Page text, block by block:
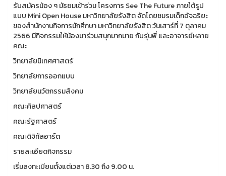
รับสมัครน้อง ๆ มัธยมเข้าร่วม โครงการ See The Future ภายใต้รูป
แบบ Mini Open House มหาวิทยาลัยรังสิต จัดโดยชมรมเด็กอัจฉริยะ
ของสำนักงานกิจการนักศึกษา มหาวิทยาลัยรังสิต วันเสาร์ที่ 7 ตุลาคม
2566 มีกิจกรรมให้น้องมาร่วมสนุกมากมาย กับรุ่นพี่ และอาจารย์หลาย
คณะ
วิทยาลัยนิเทศศาสตร์
วิทยาลัยการออกแบบ
วิทยาลัยนวัตกรรมสังคม
คณะศิลปศาสตร์
คณะรัฐศาสตร์
คณะดิจิทัลอาร์ต
รายละเอียดกิจกรรม
เริ่มลงทะเบียนตั้งแต่เวลา 8.30 ถึง 9.00 น.